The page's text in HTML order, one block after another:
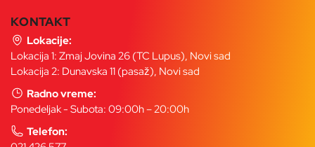
KONTAKT
Lokacije:
Lokacija 1: Zmaj Jovina 26 (TC Lupus), Novi sad
Lokacija 2: Dunavska 11 (pasaž), Novi sad
Radno vreme:
Ponedeljak - Subota: 09:00h – 20:00h
Telefon: